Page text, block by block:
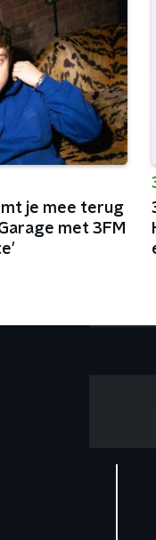
je mee terug
met 3FM